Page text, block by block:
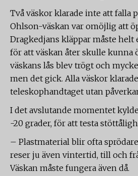
Två väskor klarade inte att falla
Ohlson-väskan var omöjlig att
Dragkedjans kläppar måste helt
för att väskan åter skulle kunna
väskans lås blev trögt och
men det gick. Alla väskor
teleskophandtaget utan
I det avslutande momentet
-20 grader, för att testa
– Plastmaterial blir ofta
reser ju även vintertid, till och
Väskan måste fungera även då.